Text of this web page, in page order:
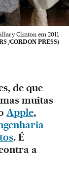
Clinton em 2011
/CORDON PRESS)
de que
muitas
Apple,
. É
a